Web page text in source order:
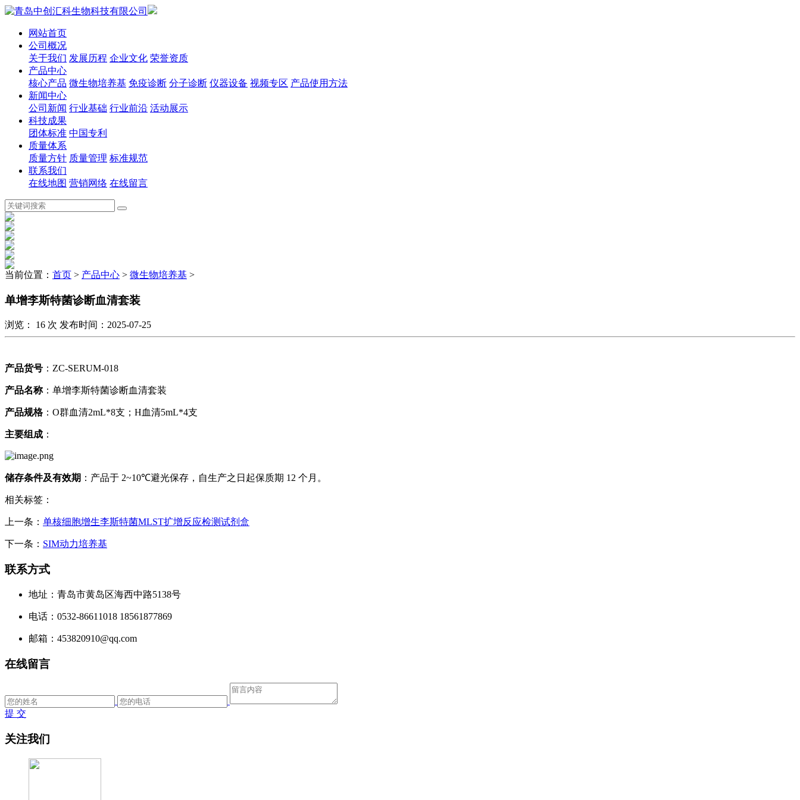
网站首页
公司概况
关于我们 发展历程 企业文化 荣誉资质
产品中心
核心产品 微生物培养基 免疫诊断 分子诊断 仪器设备 视频专区 产品使用方法
新闻中心
公司新闻 行业基础 行业前沿 活动展示
科技成果
团体标准 中国专利
质量体系
质量方针 质量管理 标准规范
联系我们
在线地图 营销网络 在线留言
当前位置： 首页 > 产品中心 > 微生物培养基 >
单增李斯特菌诊断血清套装
浏览： 16 次 发布时间：2025-07-25
产品货号 ： ZC-SERUM-018
产品名称：单增李斯特菌诊断血清套装
产品规格： O群血清2mL*8支； H血清5mL*4支
主要组成 ：
储存条件及有效期 ：产品于 2~10℃避光保存，自生产之日起保质期 12 个月。
相关标签：
上一条： 单核细胞增生李斯特菌MLST扩增反应检测试剂盒
下一条： SIM动力培养基
联系方式
地址：青岛市黄岛区海西中路5138号
电话：0532-86611018 18561877869
邮箱：453820910@qq.com
在线留言
提 交
关注我们